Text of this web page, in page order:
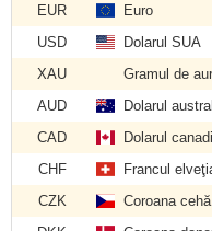
EUR
Euro
USD
Dolarul SUA
XAU
Gramul de aur
AUD
Dolarul
CAD
Dolarul
CHF
Francul
CZK
Coroana cehă